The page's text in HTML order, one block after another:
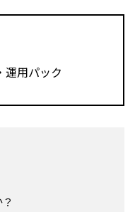
運用パック